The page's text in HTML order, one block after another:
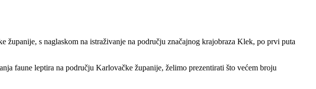
s naglaskom na istraživanje na području značajnog krajobraza Klek, po prvi puta
faune leptira na području Karlovačke županije, želimo prezentirati što većem broju